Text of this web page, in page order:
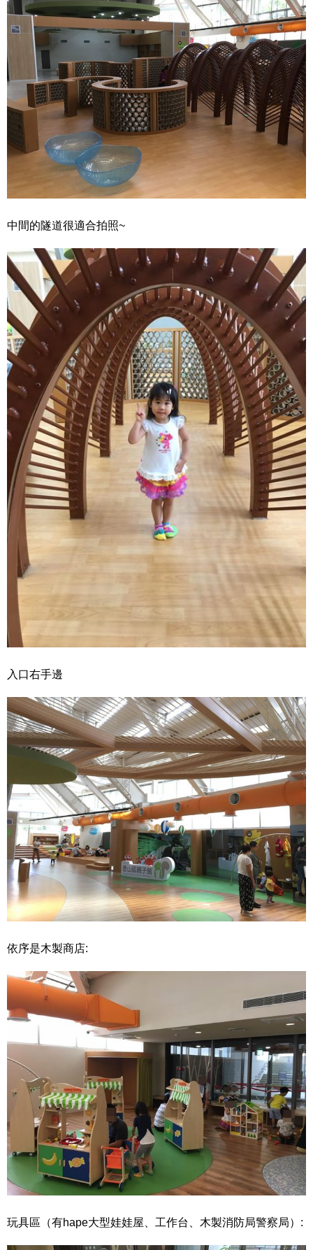
中間的隧道很適合拍照~
入口右手邊
依序是木製商店:
玩具區（有hape大型娃娃屋、工作台、木製消防局警察局）: